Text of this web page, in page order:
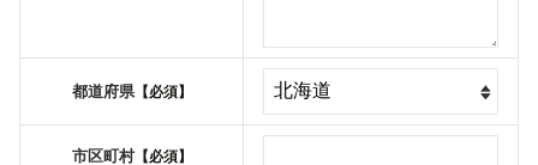
都道府県【必須】
市区町村【必須】